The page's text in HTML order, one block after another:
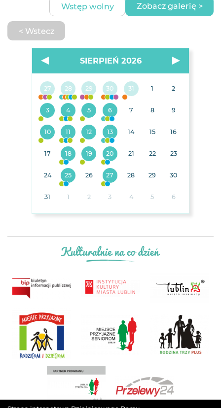
< Wstecz
Wstęp wolny Zobacz galerię >
SIERPIEŃ 2026
27 28 29 30 31 1 2
3 4 5 6 7 8 9
10 11 12 13 14 15 16
17 18 19 20 21 22 23
24 25 26 27 28 29 30
31 1 2 3 4 5 6